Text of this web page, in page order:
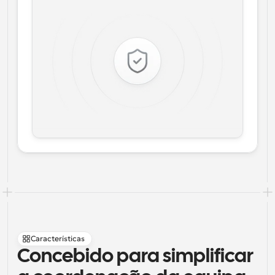
Características
Concebido para simplificar